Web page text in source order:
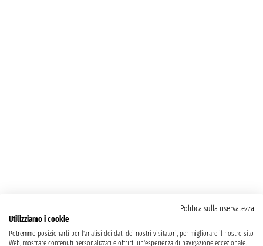
Politica sulla riservatezza
Utilizziamo i cookie
Potremmo posizionarli per l'analisi dei dati dei nostri visitatori, per migliorare il nostro sito
Web, mostrare contenuti personalizzati e offrirti un'esperienza di navigazione eccezionale.